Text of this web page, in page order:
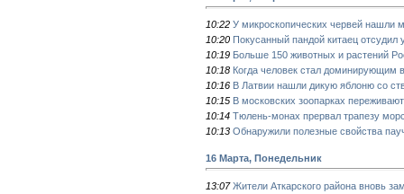
10:22 У микроскопических червей нашли
10:20 Покусанный пандой китаец отсудил
10:19 Больше 150 животных и растений
10:18 Когда человек стал доминирующим
10:16 В Латвии нашли дикую яблоню со
10:15 В московских зоопарках
10:14 Тюлень-монах прервал трапезу
10:13 Обнаружили полезные свойства
16 Марта, Понедельник
13:07 Жители Аткарского района вновь